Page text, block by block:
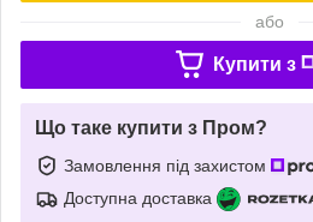
або
Купити з
Що таке купити з Пром?
Замовлення під захистом
Доступна доставка